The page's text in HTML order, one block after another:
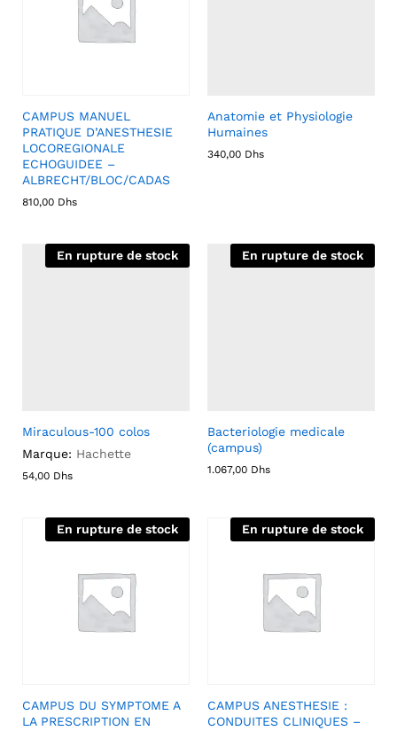
CAMPUS MANUEL
PRATIQUE D’ANESTHESIE
LOCOREGIONALE
ECHOGUIDEE –
ALBRECHT/BLOC/CADAS
810,00 Dhs
Anatomie et Physiologie
Humaines
340,00 Dhs
En rupture de stock
Miraculous-100 colos
Marque: Hachette
54,00 Dhs
En rupture de stock
Bacteriologie medicale
(campus)
1.067,00 Dhs
En rupture de stock
CAMPUS DU SYMPTOME A
LA PRESCRIPTION EN
En rupture de stock
CAMPUS ANESTHESIE :
CONDUITES CLINIQUES –